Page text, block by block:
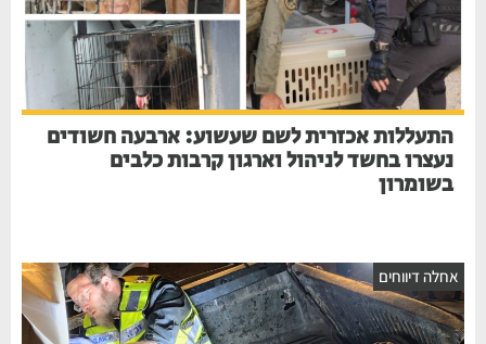
התעללות אכזרית לשם שעשוע: ארבעה חשודים
נעצרו בחשד לניהול וארגון קרבות כלבים
בשומרון
דיווחים